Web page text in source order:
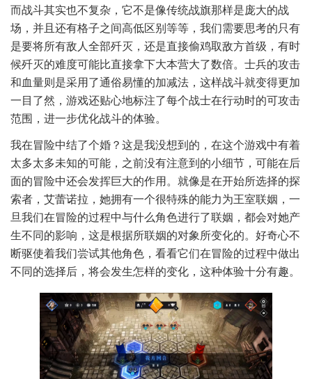
而战斗其实也不复杂，它不是像传统战旗那样是庞大的战
场，并且还有格子之间高低区别等等，我们需要思考的只有
是要将所有敌人全部歼灭，还是直接偷鸡取敌方首级，有时
候歼灭的难度可能比直接拿下大本营大了数倍。士兵的攻击
和血量则是采用了通俗易懂的加减法，这样战斗就变得更加
一目了然，游戏还贴心地标注了每个战士在行动时的可攻击
范围，进一步优化战斗的体验。
我在冒险中结了个婚？这是我没想到的，在这个游戏中有着
太多太多未知的可能，之前没有注意到的小细节，可能在后
面的冒险中还会发挥巨大的作用。就像是在开始所选择的探
索者，艾蕾诺拉，她拥有一个很特殊的能力为王室联姻，一
旦我们在冒险的过程中与什么角色进行了联姻，都会对她产
生不同的影响，这是根据所联姻的对象所变化的。好奇心不
断驱使着我们尝试其他角色，看看它们在冒险的过程中做出
不同的选择后，将会发生怎样的变化，这种体验十分有趣。